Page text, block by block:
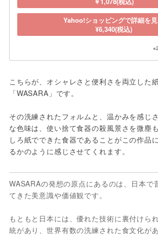
Yahoo!ショッピングで詳細を
¥6,340(税込)
こちらが、オシャレさと便利さを両立した
「WASARA」です。
その洗練されたフォルムと、温かみを感じ
な色味は、使い捨て食器の殺風景さを微塵
しろ紙でできた食器であることがこの作品
るかのように感じさせてくれます。
WASARAの発想の原点にあるのは、日本で
てきた美意識や価値観です。
もともと日本には、優れた技術に裏付けら
統があり、世界有数の洗練された食文化が